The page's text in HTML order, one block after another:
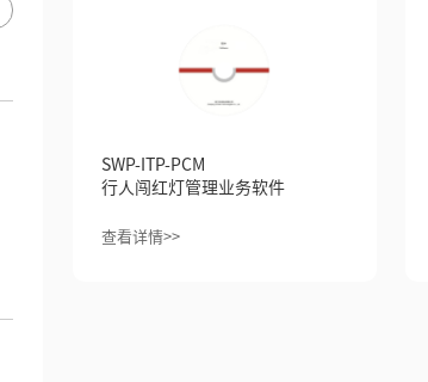
SWP-ITP-PCM
行人闯红灯管理业务软件
查看详情>>